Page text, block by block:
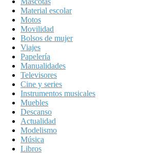
Material escolar
Motos
Movilidad
Bolsos de mujer
Viajes
Papelería
Manualidades
Televisores
Cine y series
Instrumentos musicales
Muebles
Descanso
Actualidad
Modelismo
Música
Libros